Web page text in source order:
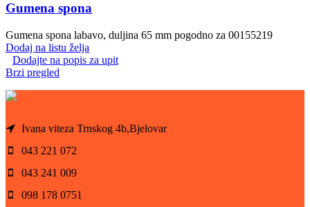
Gumena spona
Gumena spona labavo, duljina 65 mm pogodno za 00155219
Dodaj na listu želja
Dodajte na popis za upit
Brzi pregled
Ivana viteza Trnskog 4b,Bjelovar
043 221 072
043 241 009
098 178 0751